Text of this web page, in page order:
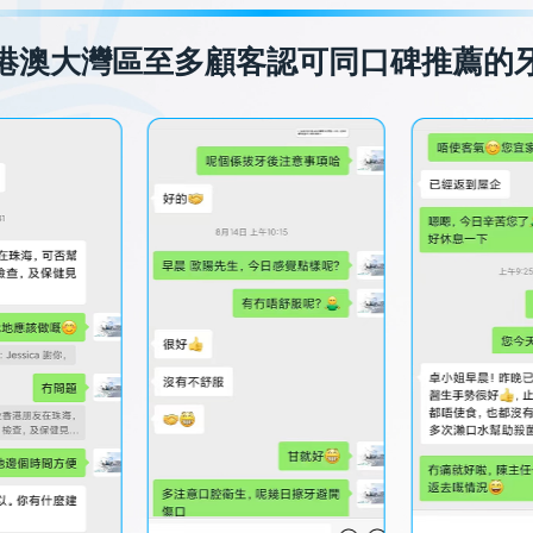
澳大灣區至多顧客認可同口碑推薦的